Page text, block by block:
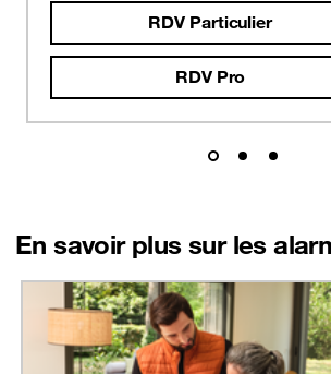
RDV Particulier
RDV Pro
En savoir plus sur les